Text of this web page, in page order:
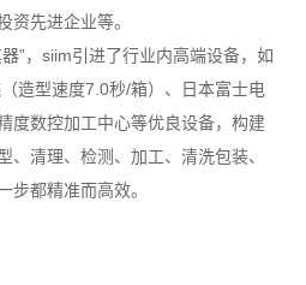
资先进企业等。
”，siim引进了行业内高端设备，如
造型速度7.0秒/箱）、日本富士电
度数控加工中心等优良设备，构建
、清理、检测、加工、清洗包装、
步都精准而高效。